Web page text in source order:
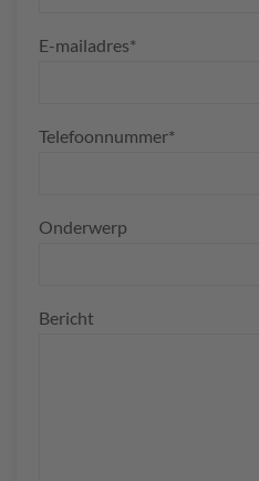
E-mailadres*
Telefoonnummer*
Onderwerp
Bericht